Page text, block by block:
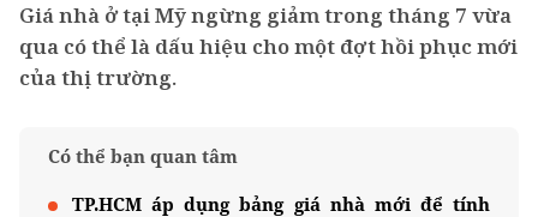
Giá nhà ở tại Mỹ ngừng giảm trong tháng 7 vừa
qua có thể là dấu hiệu cho một đợt hồi phục mới
của thị trường.
Có thể bạn quan tâm
TP.HCM áp dụng bảng giá nhà mới để tính